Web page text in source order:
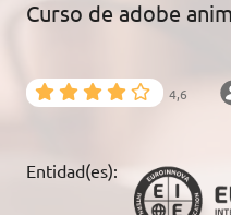
BECAS Y
RECURSOS
Curso de adobe
4,6
Entidad(es):